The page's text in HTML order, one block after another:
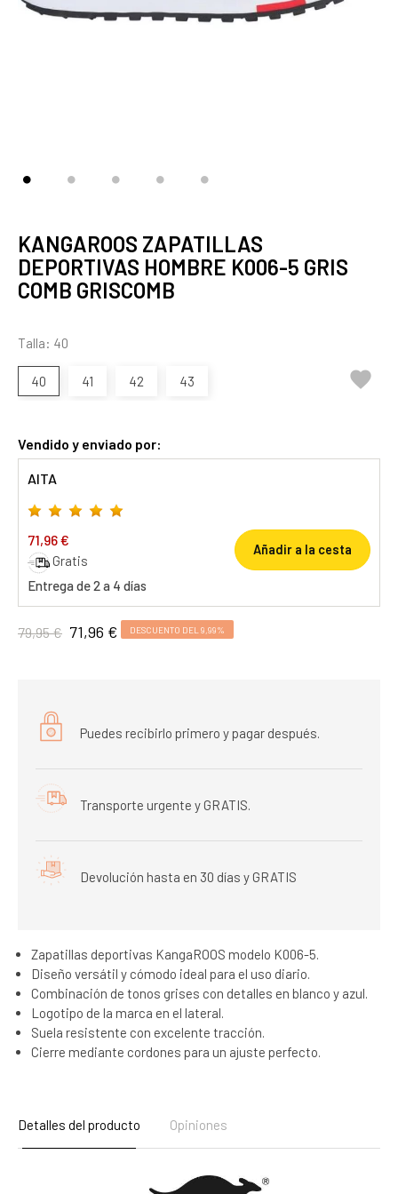
KANGAROOS ZAPATILLAS
DEPORTIVAS HOMBRE K006-5 GRIS
COMB GRISCOMB
Talla: 40
40 41 42 43 
Vendido y enviado por:
AITA
71,96 €
Gratis
Entrega de 2 a 4 días
Añadir a la cesta
79,95 € 71,96 € DESCUENTO DEL 9,99%
Puedes recibirlo primero y pagar después.
Transporte urgente y GRATIS.
Devolución hasta en 30 días y GRATIS
Zapatillas deportivas KangaROOS modelo K006-5.
Diseño versátil y cómodo ideal para el uso diario.
Combinación de tonos grises con detalles en blanco y azul.
Logotipo de la marca en el lateral.
Suela resistente con excelente tracción.
Cierre mediante cordones para un ajuste perfecto.
Detalles del producto Opiniones